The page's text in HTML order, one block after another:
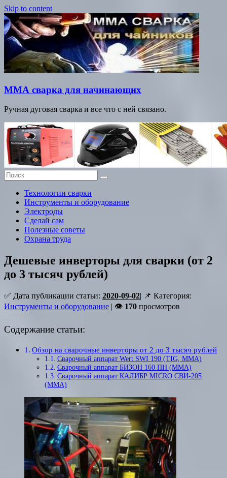
Skip to content
ММА сварка для начинающих
Ручная дуговая сварка и все что с ней связано.
Технологии сварки
Инструменты и оборудование
Электроды
Сделай сам
Полезные советы
Охрана труда
Дешевые инверторы для сварки (от 2
до 3 тысяч рублей)
✅ Дата публикации статьи: 2020-09-02| 📌 Категория:
Инструменты и оборудование | 👁 170 просмотров
Содержание статьи:
Обзор на сварочные инверторы от 2 до 3 тысяч рублей
Сварочный аппарат Wert SWI 190 (TIG, MMA)
Сварочный аппарат БИЗОН 160 ПН (MMA)
Сварочный аппарат КАЛИБР MICRO СВИ-205
(MMA)